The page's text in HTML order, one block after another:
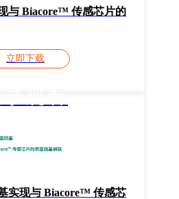
与 Biacore™ 传感芯片的
立即下载
实现与 Biacore™ 传感芯